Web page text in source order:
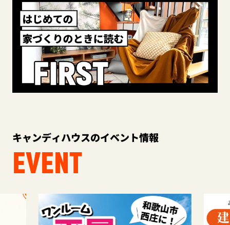
キャンディハウスのイベント情報
EVENT